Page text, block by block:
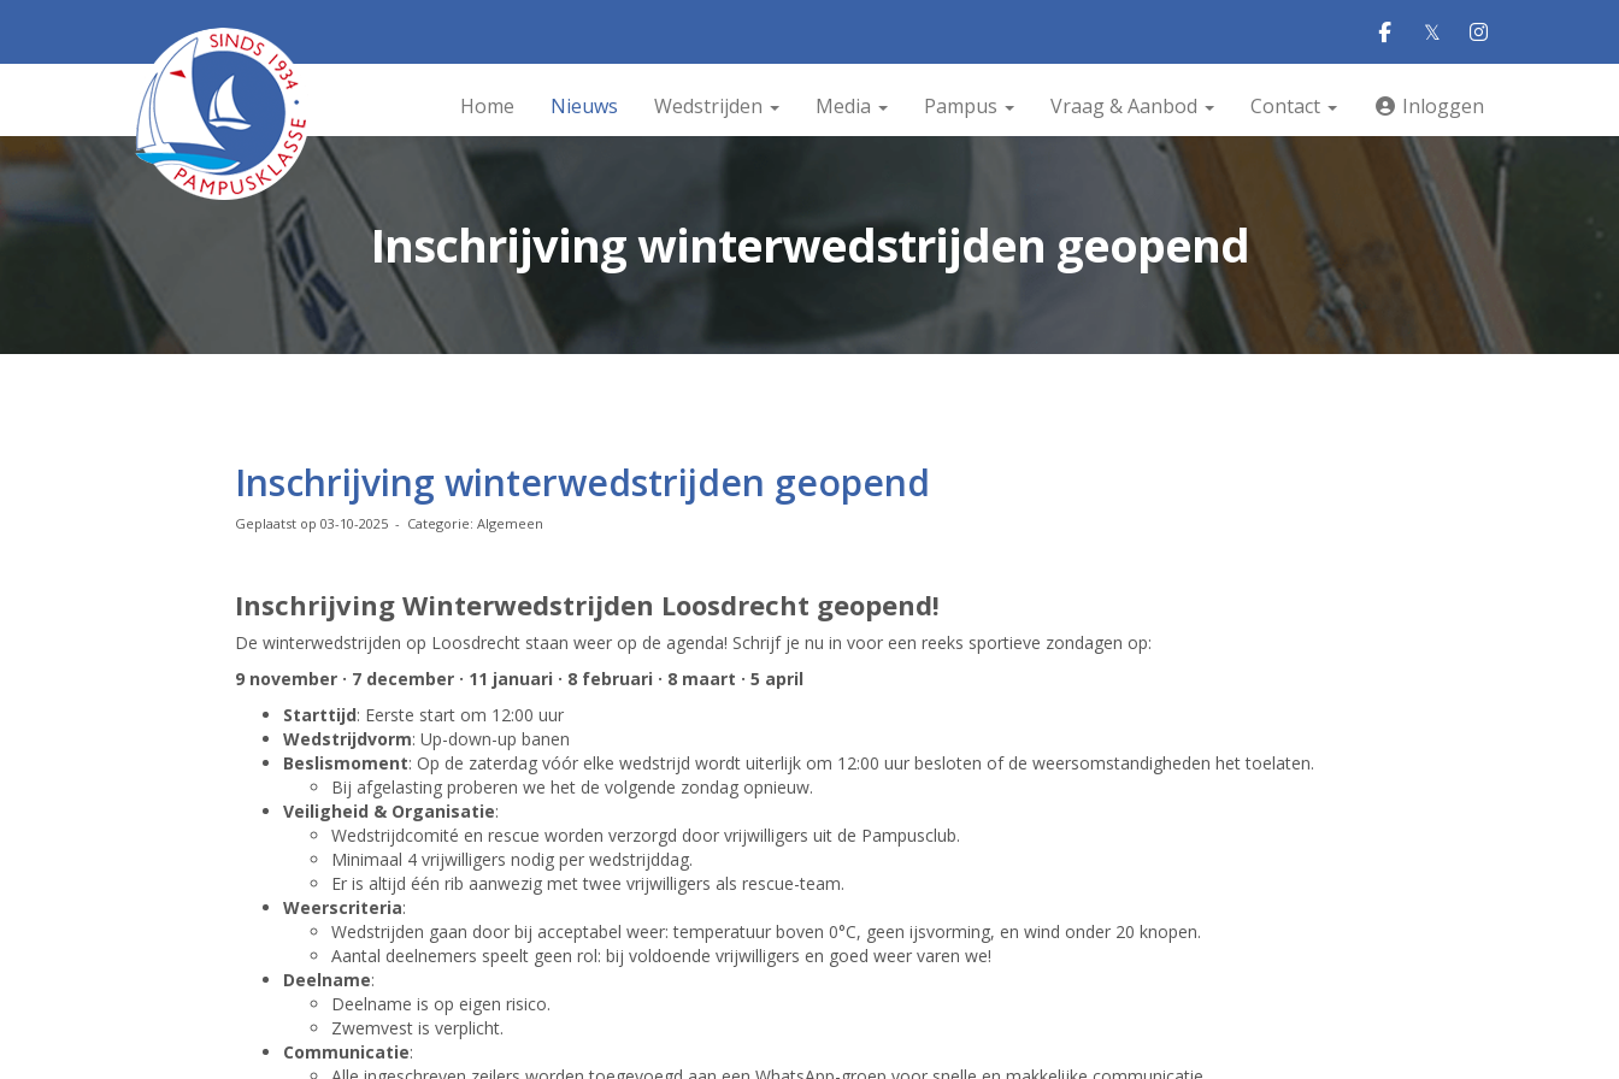
𝕏
Home Nieuws Wedstrijden Media Pampus Vraag & Aanbod Contact Inloggen
Inschrijving winterwedstrijden geopend
Inschrijving winterwedstrijden geopend
Geplaatst op 03-10-2025 - Categorie: Algemeen
Inschrijving Winterwedstrijden Loosdrecht geopend!
De winterwedstrijden op Loosdrecht staan weer op de agenda! Schrijf je nu in voor een reeks sportieve zondagen op:
9 november · 7 december · 11 januari · 8 februari · 8 maart · 5 april
Starttijd: Eerste start om 12:00 uur
Wedstrijdvorm: Up-down-up banen
Beslismoment: Op de zaterdag vóór elke wedstrijd wordt uiterlijk om 12:00 uur besloten of de weersomstandigheden het toelaten.
Bij afgelasting proberen we het de volgende zondag opnieuw.
Veiligheid & Organisatie:
Wedstrijdcomité en rescue worden verzorgd door vrijwilligers uit de Pampusclub.
Minimaal 4 vrijwilligers nodig per wedstrijddag.
Er is altijd één rib aanwezig met twee vrijwilligers als rescue-team.
Weerscriteria:
Wedstrijden gaan door bij acceptabel weer: temperatuur boven 0°C, geen ijsvorming, en wind onder 20 knopen.
Aantal deelnemers speelt geen rol: bij voldoende vrijwilligers en goed weer varen we!
Deelname:
Deelname is op eigen risico.
Zwemvest is verplicht.
Communicatie: